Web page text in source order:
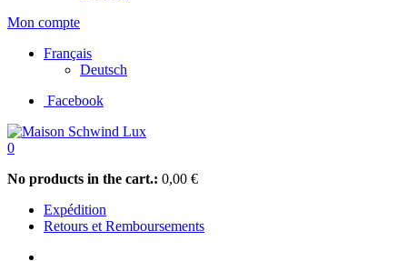
Mon compte
Français
Deutsch
Facebook
0
No products in the cart.: 0,00 €
Expédition
Retours et Remboursements